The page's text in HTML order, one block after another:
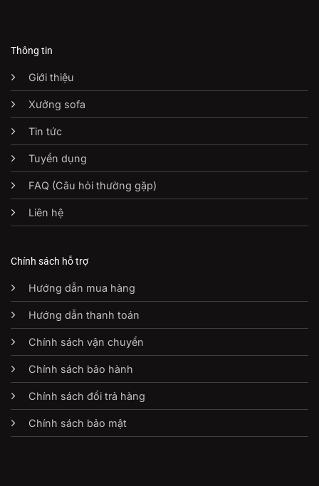
Thông tin
Giới thiệu
Xưởng sofa
Tin tức
Tuyển dụng
FAQ (Câu hỏi thường gặp)
Liên hệ
Chính sách hỗ trợ
Hướng dẫn mua hàng
Hướng dẫn thanh toán
Chính sách vận chuyển
Chính sách bảo hành
Chính sách đổi trả hàng
Chính sách bảo mật